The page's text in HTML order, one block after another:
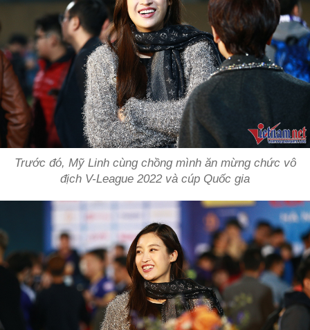
Trước đó, Mỹ Linh cùng chồng mình ăn mừng chức vô
địch V-League 2022 và cúp Quốc gia